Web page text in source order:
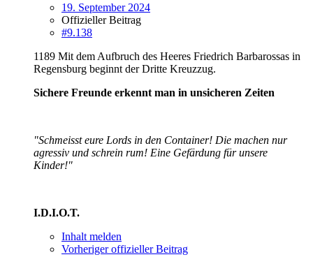
19. September 2024
Offizieller Beitrag
#9.138
1189 Mit dem Aufbruch des Heeres Friedrich Barbarossas in
Regensburg beginnt der Dritte Kreuzzug.
Sichere Freunde erkennt man in unsicheren Zeiten
"Schmeisst eure Lords in den Container! Die machen nur
agressiv und schrein rum! Eine Gefärdung für unsere
Kinder!"
I.D.I.O.T.
Inhalt melden
Vorheriger offizieller Beitrag